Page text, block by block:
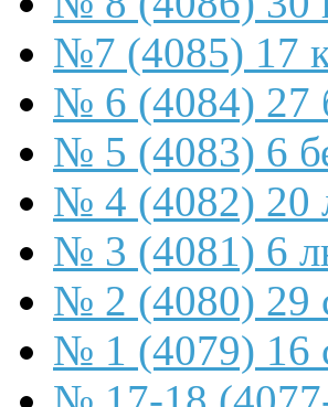
№7 (4085) 17
№ 6 (4084) 27
№ 5 (4083) 6
№ 4 (4082) 20
№ 3 (4081) 6
№ 2 (4080) 29
№ 1 (4079) 16